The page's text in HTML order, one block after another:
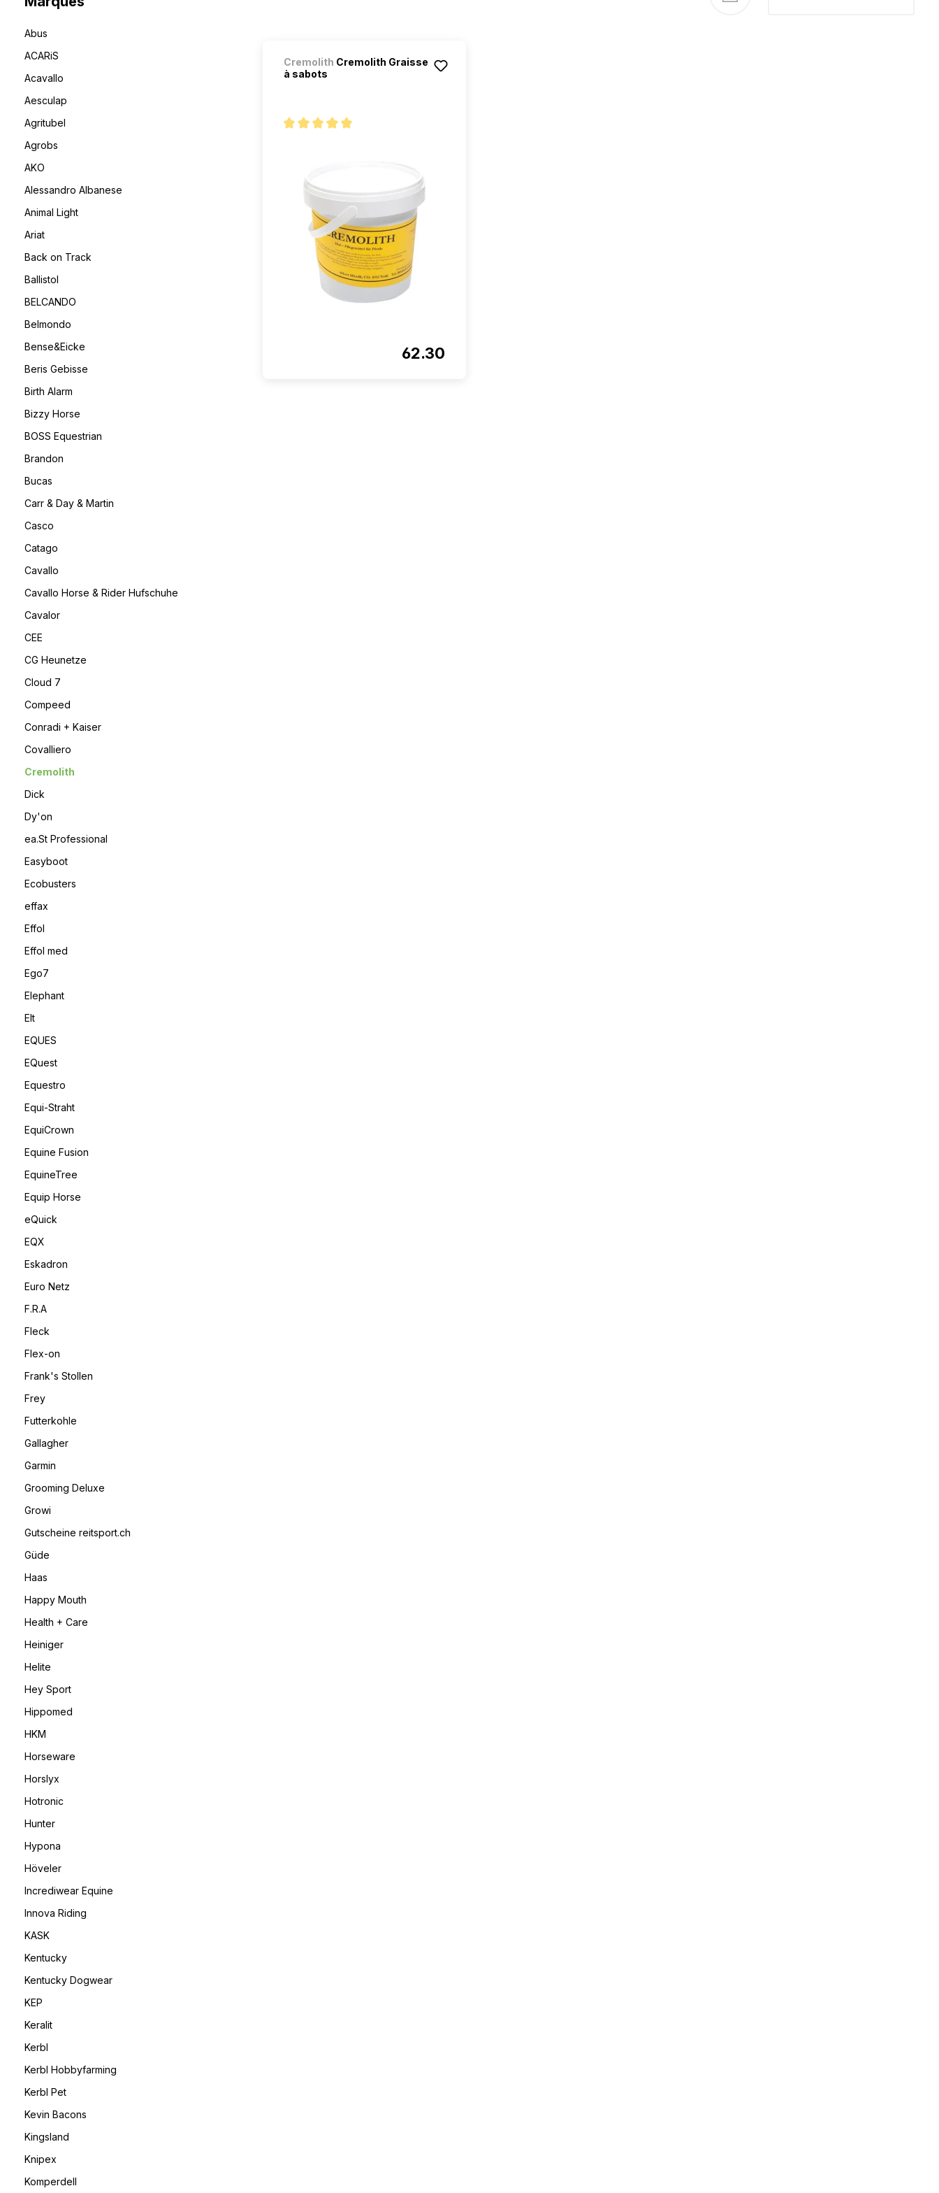
Abus
ACARiS
Acavallo
Aesculap
Agritubel
Agrobs
AKO
Alessandro Albanese
Animal Light
Ariat
Back on Track
Ballistol
BELCANDO
Belmondo
Bense&Eicke
Beris Gebisse
Birth Alarm
Bizzy Horse
BOSS Equestrian
Brandon
Bucas
Carr & Day & Martin
Casco
Catago
Cavallo
Cavallo Horse & Rider Hufschuhe
Cavalor
CEE
CG Heunetze
Cloud 7
Compeed
Conradi + Kaiser
Covalliero
Cremolith
Dick
Dy'on
ea.St Professional
Easyboot
Ecobusters
effax
Effol
Effol med
Ego7
Elephant
Elt
EQUES
EQuest
Equestro
Equi-Straht
EquiCrown
Equine Fusion
EquineTree
Equip Horse
eQuick
EQX
Eskadron
Euro Netz
F.R.A
Fleck
Flex-on
Frank's Stollen
Frey
Futterkohle
Gallagher
Garmin
Grooming Deluxe
Growi
Gutscheine reitsport.ch
Güde
Haas
Happy Mouth
Health + Care
Heiniger
Helite
Hey Sport
Hippomed
HKM
Horseware
Horslyx
Hotronic
Hunter
Hypona
Höveler
Incrediwear Equine
Innova Riding
KASK
Kentucky
Kentucky Dogwear
KEP
Keralit
Kerbl
Kerbl Hobbyfarming
Kerbl Pet
Kevin Bacons
Kingsland
Knipex
Komperdell
Cremolith Cremolith Graisse
à sabots
62.30